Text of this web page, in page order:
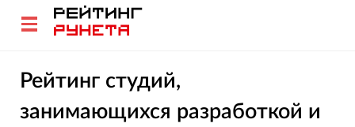
Рейтинг студий,
занимающихся разработкой и